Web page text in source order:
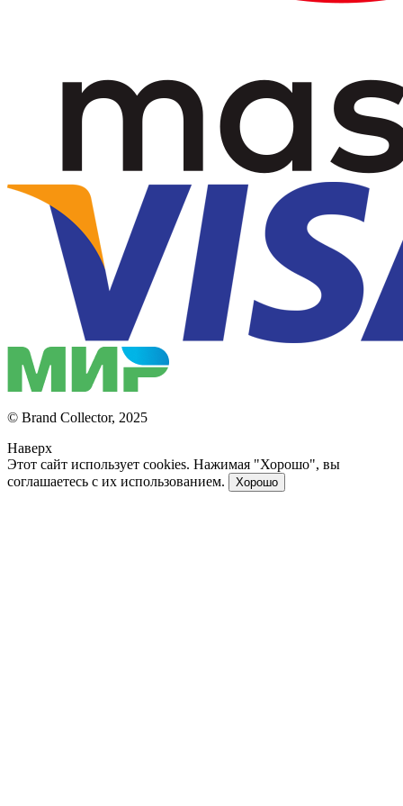
© Brand Collector, 2025
Наверх
Этот сайт использует cookies. Нажимая "Хорошо", вы
соглашаетесь с их использованием.
Хорошо